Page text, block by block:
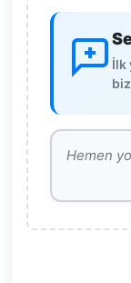
İlk